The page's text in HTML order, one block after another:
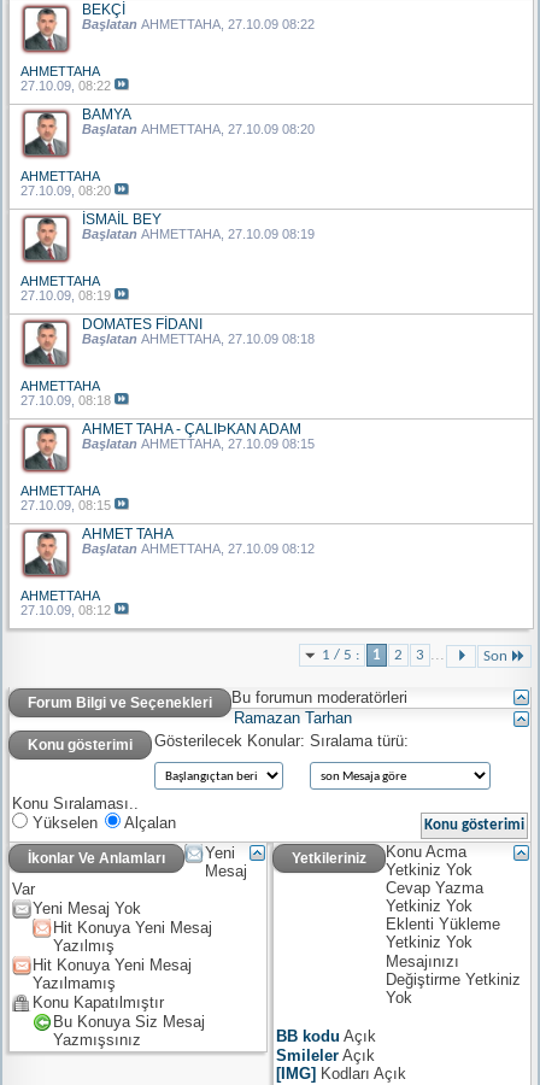
BEKÇİ
Başlatan AHMETTAHA , 27.10.09 08:22
AHMETTAHA
27.10.09, 08:22
BAMYA
Başlatan AHMETTAHA , 27.10.09 08:20
AHMETTAHA
27.10.09, 08:20
İSMAİL BEY
Başlatan AHMETTAHA , 27.10.09 08:19
AHMETTAHA
27.10.09, 08:19
DOMATES FİDANI
Başlatan AHMETTAHA , 27.10.09 08:18
AHMETTAHA
27.10.09, 08:18
AHMET TAHA - ÇALIÞKAN ADAM
Başlatan AHMETTAHA , 27.10.09 08:15
AHMETTAHA
27.10.09, 08:15
AHMET TAHA
Başlatan AHMETTAHA , 27.10.09 08:12
AHMETTAHA
27.10.09, 08:12
1 / 5 : 1 2 3 ... Son
Forum Bilgi ve Seçenekleri
Bu forumun moderatörleri
Ramazan Tarhan
Konu gösterimi Gösterilecek Konular: Sıralama türü:
Konu Sıralaması..
Yükselen
Alçalan
İkonlar Ve Anlamları
Yeni
Mesaj
Var
Yeni Mesaj Yok
Hit Konuya Yeni Mesaj
Yazılmış
Hit Konuya Yeni Mesaj
Yazılmamış
Konu Kapatılmıştır
Bu Konuya Siz Mesaj
Yazmışsınız
Yetkileriniz
Konu Acma
YetkinizYok
Cevap Yazma
YetkinizYok
Eklenti Yükleme
YetkinizYok
Mesajınızı
Değiştirme Yetkiniz
Yok
BB kodu Açık
Smileler Açık
[IMG] KodlarıAçık